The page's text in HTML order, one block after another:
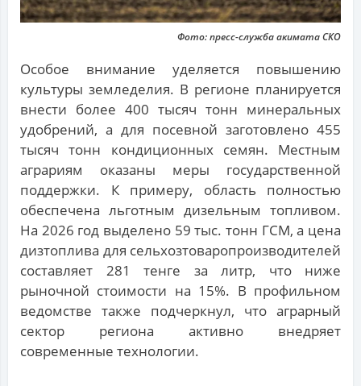
Фото: пресс-служба акимата СКО
Особое внимание уделяется повышению
культуры земледелия. В регионе планируется
внести более 400 тысяч тонн минеральных
удобрений, а для посевной заготовлено 455
тысяч тонн кондиционных семян. Местным
аграриям оказаны меры государственной
поддержки. К примеру, область полностью
обеспечена льготным дизельным топливом.
На 2026 год выделено 59 тыс. тонн ГСМ, а цена
дизтоплива для сельхозтоваропроизводителей
составляет 281 тенге за литр, что ниже
рыночной стоимости на 15%. В профильном
ведомстве также подчеркнул, что аграрный
сектор региона активно внедряет
современные технологии.